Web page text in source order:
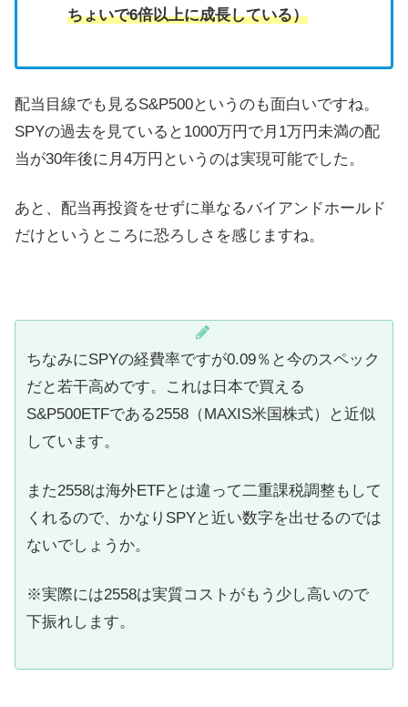
ちょいで6倍以上に成長している）
配当目線でも見るS&P500というのも面白いですね。
SPYの過去を見ていると1000万円で月1万円未満の配
当が30年後に月4万円というのは実現可能でした。
あと、配当再投資をせずに単なるバイアンドホールド
だけというところに恐ろしさを感じますね。
ちなみにSPYの経費率ですが0.09％と今のスペック
だと若干高めです。これは日本で買える
S&P500ETFである2558（MAXIS米国株式）と近似
しています。
また2558は海外ETFとは違って二重課税調整もして
くれるので、かなりSPYと近い数字を出せるのでは
ないでしょうか。
※実際には2558は実質コストがもう少し高いので
下振れします。